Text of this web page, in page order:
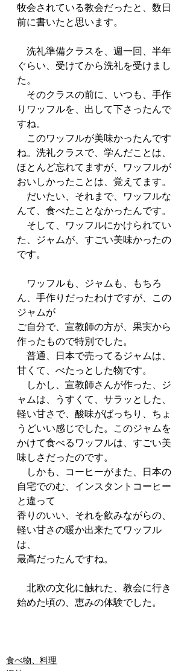
牧会されている教会だったと、数日
前に書いたと思います。
洗礼準備クラスを、週一回、半年
ぐらい、受けてから洗礼を受けまし
た。
そのクラスの前に、いつも、手作
りワッフルを、出して下さったんで
すね。
このワッフルが美味かったんです
ね。洗礼クラスで、学んだことは、
ほとんど忘れてますが、ワッフルが
おいしかったことは、覚えてます。
だいたい、それまで、ワッフルな
んて、食べたことなかったんです。
そして、ワッフルにかけられてい
た、ジャムが、すごい美味かったの
です。
ワッフルも、ジャムも、もちろ
ん、手作りだったわけですが、この
ジャムが
ご自分で、宣教師の方が、果実から
作ったもので特別でした。
普通、日本で売ってるジャムは、
甘くて、べたっとした物です。
しかし、宣教師さんが作った、ジ
ャムは、うすくて、サラッとした、
軽い甘さで、酸味がばっちり、ちょ
うどいい感じでした。このジャムを
かけて食べるワッフルは、すごい美
味しさだったのです。
しかも、コーヒーがまた、日本の
自宅でのむ、インスタントコーヒー
と違って
香りのいい、それを飲みながらの、
軽い甘さの暖か出来たてワッフル
は、
最高だったんですね。
北欧の文化に触れた、教会に行き
始めた頃の、恵みの体験でした。
食べ物、料理